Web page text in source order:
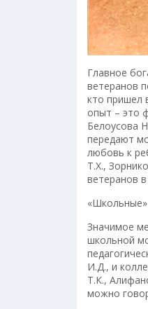
Главное
ветеранов
кто пришел
опыт – это
Белоусова
передают
любовь к
Т.Х.,
ветеранов
Значимое
школьной
И.Д., и
Т.К.,
можно